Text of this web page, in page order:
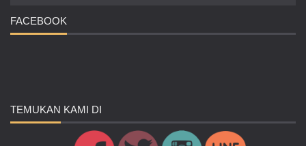
FACEBOOK
TEMUKAN KAMI DI